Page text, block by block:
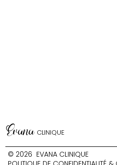
Evana CLINIQUE
© 2026 EVANA CLINIQUE